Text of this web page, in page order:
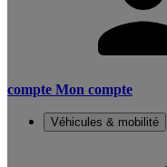
compte Mon compte
Véhicules & mobilité